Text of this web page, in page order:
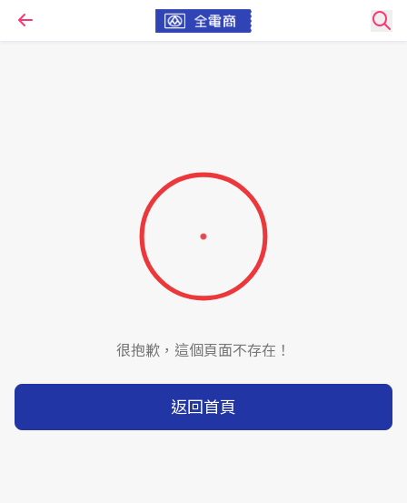
很抱歉，這個頁面不存在！
返回首頁